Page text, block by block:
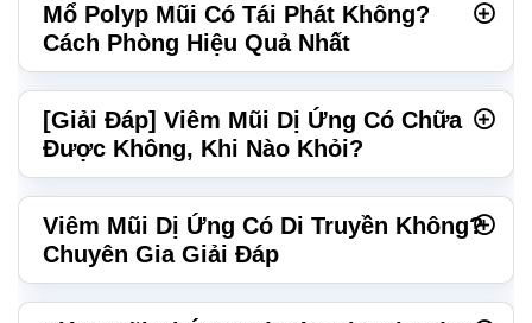
Mổ Polyp Mũi Có Tái Phát Không?
Cách Phòng Hiệu Quả Nhất
[Giải Đáp] Viêm Mũi Dị Ứng Có Chữa
Được Không, Khi Nào Khỏi?
Viêm Mũi Dị Ứng Có Di Truyền Không?
Chuyên Gia Giải Đáp